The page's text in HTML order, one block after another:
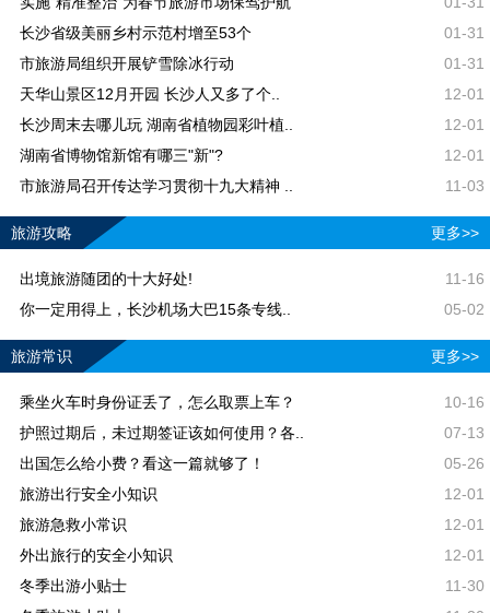
长沙省级美丽乡村示范村增至53个
01-31
市旅游局组织开展铲雪除冰行动
01-31
天华山景区12月开园 长沙人又多了个..
12-01
长沙周末去哪儿玩 湖南省植物园彩叶植..
12-01
湖南省博物馆新馆有哪三"新"?
12-01
市旅游局召开传达学习贯彻十九大精神 ..
11-03
旅游攻略 更多>>
出境旅游随团的十大好处!
11-16
你一定用得上，长沙机场大巴15条专线..
05-02
旅游常识 更多>>
乘坐火车时身份证丢了，怎么取票上车？
10-16
护照过期后，未过期签证该如何使用？各..
07-13
出国怎么给小费？看这一篇就够了！
05-26
旅游出行安全小知识
12-01
旅游急救小常识
12-01
外出旅行的安全小知识
12-01
冬季出游小贴士
11-30